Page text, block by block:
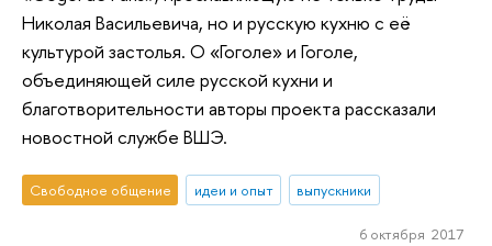
Николая Васильевича, но и русскую кухню с её
культурой застолья. О «Гоголе» и Гоголе,
объединяющей силе русской кухни и
благотворительности авторы проекта рассказали
новостной службе ВШЭ.
Свободное общение идеи и опыт выпускники
6 октября 2017